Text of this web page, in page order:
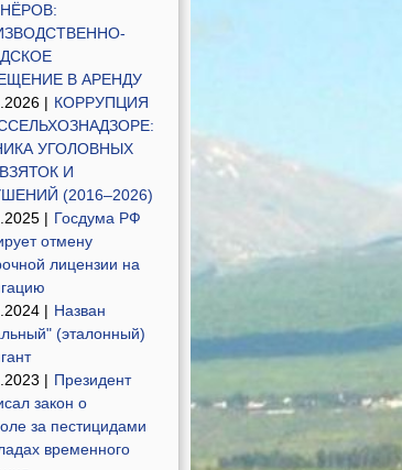
В АРЕНДУ
| КОРРУПЦИЯ
УГОЛОВНЫХ
И
(2016–2026)
| Госдума РФ
отмену
лицензии на
| Назван
(эталонный)
| Президент
закон о
за пестицидами
временного